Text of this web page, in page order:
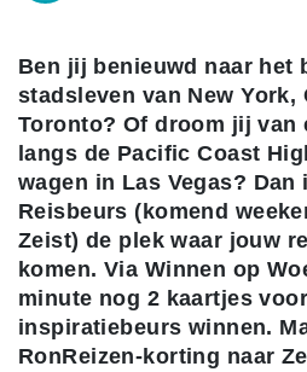
Ben jij benieuwd naar het
stadsleven van New York,
Toronto? Of droom jij van
langs de Pacific Coast
wagen in Las Vegas? Dan
Reisbeurs (komend
Zeist) de plek waar jouw
komen. Via Winnen op
minute nog 2 kaartjes
inspiratiebeurs winnen.
RonReizen-korting naar